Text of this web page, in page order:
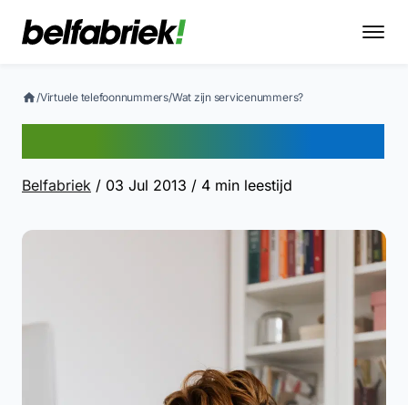
/Virtuele telefoonnummers/Wat zijn servicenummers?
Belfabriek / 03 Jul 2013 / 4 min leestijd